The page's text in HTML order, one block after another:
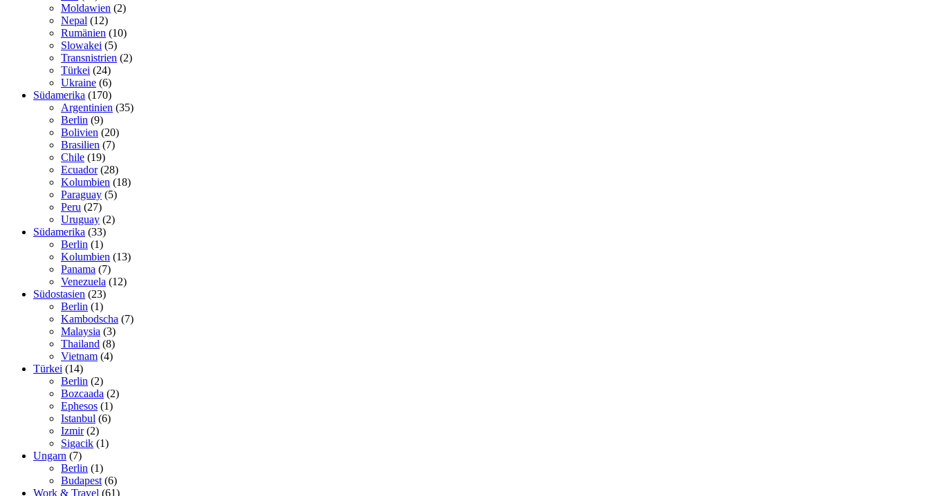
Moldawien (2)
Nepal (12)
Rumänien (10)
Slowakei (5)
Transnistrien (2)
Türkei (24)
Ukraine (6)
Südamerika (170)
Argentinien (35)
Berlin (9)
Bolivien (20)
Brasilien (7)
Chile (19)
Ecuador(28)
Kolumbien (18)
Paraguay (5)
Peru (27)
Uruguay (2)
Südamerika (33)
Berlin (1)
Kolumbien (13)
Panama (7)
Venezuela (12)
Südostasien (23)
Berlin (1)
Kambodscha (7)
Malaysia (3)
Thailand (8)
Vietnam (4)
Türkei (14)
Berlin (2)
Bozcaada (2)
Ephesos (1)
Istanbul (6)
Izmir(2)
Sigacik (1)
Ungarn (7)
Berlin (1)
Budapest (6)
Work & Travel (61)